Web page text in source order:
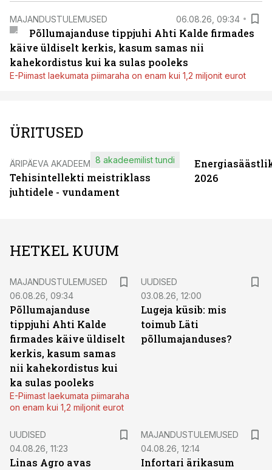
MAJANDUSTULEMUSED 06.08.26, 09:34
Põllumajanduse tippjuhi Ahti Kalde firmades
käive üldiselt kerkis, kasum samas nii
kahekordistus kui ka sulas pooleks
E-Piimast laekumata piimaraha on enam kui 1,2 miljonit eurot
ÜRITUSED
ÄRIPÄEVA AKADEEMIA
Tehisintellekti meistriklass
juhtidele - vundament
8 akadeemilist tundi
2026
HETKEL KUUM
MAJANDUSTULEMUSED
06.08.26, 09:34
Põllumajanduse
tippjuhi Ahti Kalde
firmades käive üldiselt
kerkis, kasum samas
nii kahekordistus kui
ka sulas pooleks
E-Piimast laekumata piimaraha
on enam kui 1,2 miljonit eurot
UUDISED
03.08.26, 12:00
Lugeja küsib: mis
toimub Läti
põllumajanduses?
UUDISED
04.08.26, 11:23
Linas Agro avas
MAJANDUSTULEMUSED
04.08.26, 12:14
Infortari ärikasum